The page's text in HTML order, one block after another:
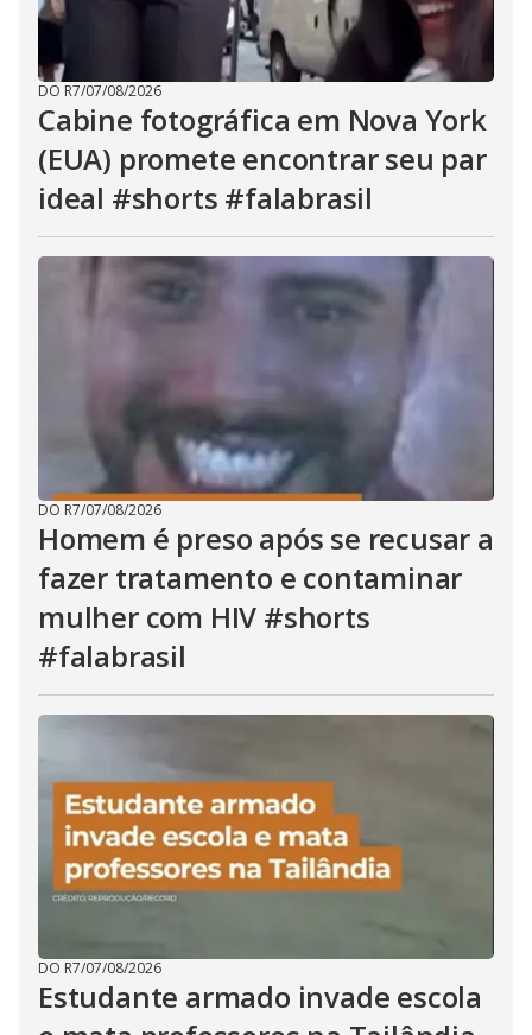
DO R7/07/08/2026
Cabine fotográfica em Nova York
(EUA) promete encontrar seu par
ideal #shorts #falabrasil
DO R7/07/08/2026
Homem é preso após se recusar a
fazer tratamento e contaminar
mulher com HIV #shorts
#falabrasil
DO R7/07/08/2026
Estudante armado invade escola